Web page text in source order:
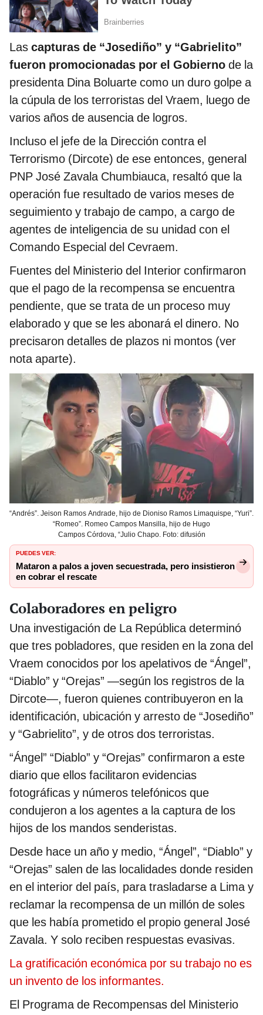
Las capturas de “Josediño” y “Gabrielito”
fueron promocionadas por el Gobierno de la
presidenta Dina Boluarte como un duro golpe a
la cúpula de los terroristas del Vraem, luego de
varios años de ausencia de logros.
Incluso el jefe de la Dirección contra el
Terrorismo (Dircote) de ese entonces, general
PNP José Zavala Chumbiauca, resaltó que la
operación fue resultado de varios meses de
seguimiento y trabajo de campo, a cargo de
agentes de inteligencia de su unidad con el
Comando Especial del Cevraem.
Fuentes del Ministerio del Interior confirmaron
que el pago de la recompensa se encuentra
pendiente, que se trata de un proceso muy
elaborado y que se les abonará el dinero. No
precisaron detalles de plazos ni montos (ver
nota aparte).
“Andrés”. Jeison Ramos Andrade, hijo de Dioniso Ramos Limaquispe, “Yuri”.
“Romeo”. Romeo Campos Mansilla, hijo de Hugo
Campos Córdova, “Julio Chapo. Foto: difusión
PUEDES VER:
Mataron a palos a joven secuestrada, pero insistieron
en cobrar el rescate
Colaboradores en peligro
Una investigación de La República determinó
que tres pobladores, que residen en la zona del
Vraem conocidos por los apelativos de “Ángel”,
“Diablo” y “Orejas” —según los registros de la
Dircote—, fueron quienes contribuyeron en la
identificación, ubicación y arresto de “Josediño”
y “Gabrielito”, y de otros dos terroristas.
“Ángel” “Diablo” y “Orejas” confirmaron a este
diario que ellos facilitaron evidencias
fotográficas y números telefónicos que
condujeron a los agentes a la captura de los
hijos de los mandos senderistas.
Desde hace un año y medio, “Ángel”, “Diablo” y
“Orejas” salen de las localidades donde residen
en el interior del país, para trasladarse a Lima y
reclamar la recompensa de un millón de soles
que les había prometido el propio general José
Zavala. Y solo reciben respuestas evasivas.
La gratificación económica por su trabajo no es
un invento de los informantes.
El Programa de Recompensas del Ministerio